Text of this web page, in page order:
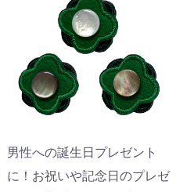
男性への誕生日プレゼント
に！お祝いや記念日のプレゼ